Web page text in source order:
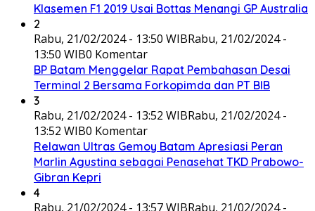
Klasemen F1 2019 Usai Bottas Menangi GP Australia
2
Rabu, 21/02/2024 - 13:50 WIBRabu, 21/02/2024 -
13:50 WIB0 Komentar
BP Batam Menggelar Rapat Pembahasan Desai
Terminal 2 Bersama Forkopimda dan PT BIB
3
Rabu, 21/02/2024 - 13:52 WIBRabu, 21/02/2024 -
13:52 WIB0 Komentar
Relawan Ultras Gemoy Batam Apresiasi Peran
Marlin Agustina sebagai Penasehat TKD Prabowo-
Gibran Kepri
4
Rabu, 21/02/2024 - 13:57 WIBRabu, 21/02/2024 -